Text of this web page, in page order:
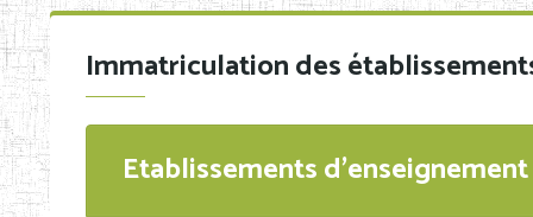
Immatriculation des
Etablissements